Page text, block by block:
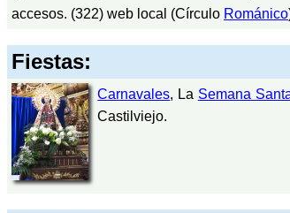
accesos. (322) web local (Círculo Románico
Fiestas:
Carnavales, La Semana
Castilviejo.